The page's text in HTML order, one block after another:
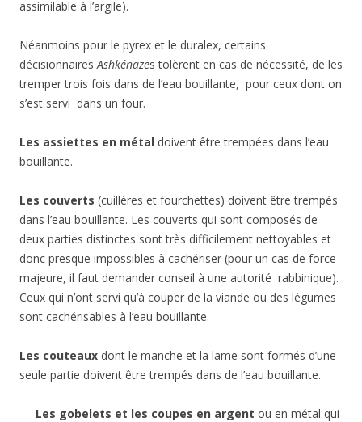
assimilable à l’argile).
Néanmoins pour le pyrex et le duralex, certains
décisionnaires Ashkénazes tolèrent en cas de nécessité, de les
tremper trois fois dans de l’eau bouillante, pour ceux dont on
s’est servi dans un four.
Les assiettes en métal doivent être trempées dans l’eau
bouillante.
Les couverts (cuillères et fourchettes) doivent être trempés
dans l’eau bouillante. Les couverts qui sont composés de
deux parties distinctes sont très difficilement nettoyables et
donc presque impossibles à cachériser (pour un cas de force
majeure, il faut demander conseil à une autorité rabbinique).
Ceux qui n’ont servi qu’à couper de la viande ou des légumes
sont cachérisables à l’eau bouillante.
Les couteaux dont le manche et la lame sont formés d’une
seule partie doivent être trempés dans de l’eau bouillante.
Les gobelets et les coupes en argent ou en métal qui